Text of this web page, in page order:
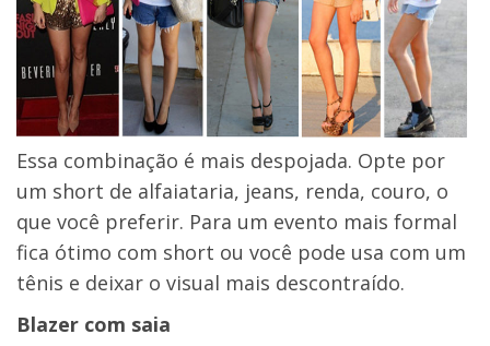
Essa combinação é mais despojada. Opte por
um short de alfaiataria, jeans, renda, couro, o
que você preferir. Para um evento mais formal
fica ótimo com short ou você pode usa com um
tênis e deixar o visual mais descontraído.
Blazer com saia